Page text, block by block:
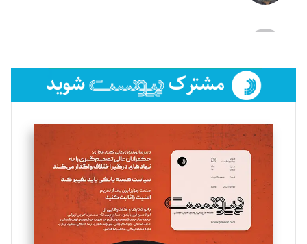
لیلا حنارود
فائزه فتحی رستمی
تحریریه
سروش کرمیان
تحریریه
مینا پاکدل